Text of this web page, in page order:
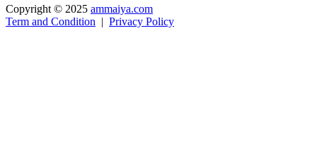
Copyright © 2025 ammaiya.com
Term and Condition | Privacy Policy